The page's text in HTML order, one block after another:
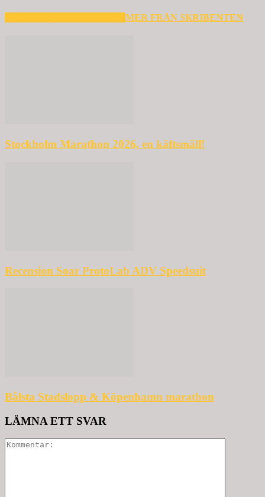
MER FRÅN SKRIBENTEN
Stockholm Marathon 2026, en käftsmäll!
Recension Soar ProtoLab ADV Speedsuit
Bålsta Stadslopp & Köpenhamn marathon
LÄMNA ETT SVAR